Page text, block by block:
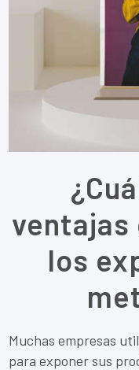
ventajas
los
Muchas empresas
para exponer sus